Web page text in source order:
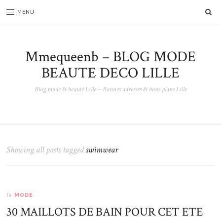
MENU
Mmequeenb – BLOG MODE
BEAUTE DECO LILLE
Blog mode & beauté Lille – Bonnes adresses & bons plans Lille
Showing all posts taggedswimwear
In MODE
30 MAILLOTS DE BAIN POUR CET ETE